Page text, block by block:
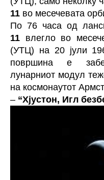
11 во месечевата
По 76 часа од
11 влегло во
(УТЦ) на 20 јули
површина е
лунарниот модул
на космонаутот
– “Хјустон, Игл